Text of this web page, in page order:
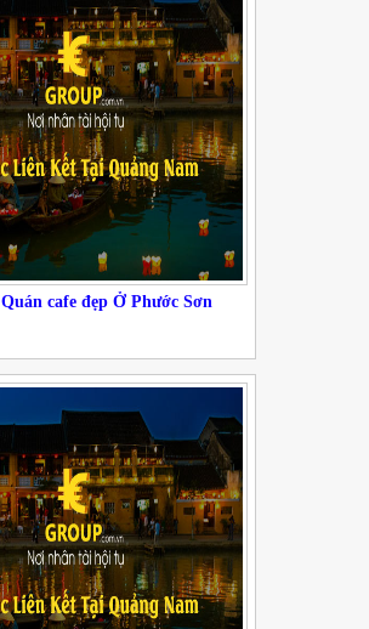
Quán cafe đẹp Ở Phước Sơn